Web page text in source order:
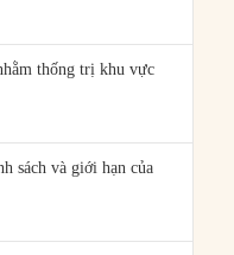
thống trị khu vực
sách và giới hạn của